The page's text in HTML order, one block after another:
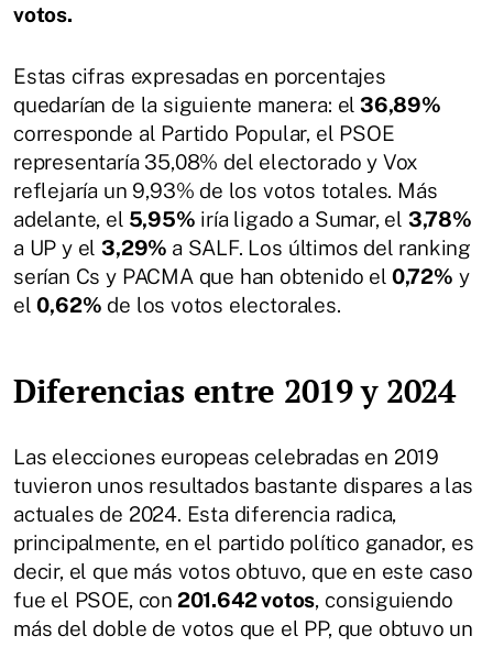
votos.
Estas cifras expresadas en porcentajes
quedarían de la siguiente manera: el 36,89%
corresponde al Partido Popular, el PSOE
representaría 35,08% del electorado y Vox
reflejaría un 9,93% de los votos totales. Más
adelante, el 5,95% iría ligado a Sumar, el 3,78%
a UP y el 3,29% a SALF. Los últimos del ranking
serían Cs y PACMA que han obtenido el 0,72% y
el0,62% de los votos electorales.
Diferencias entre 2019 y 2024
Las elecciones europeas celebradas en 2019
tuvieron unos resultados bastante dispares a las
actuales de 2024. Esta diferencia radica,
principalmente, en el partido político ganador, es
decir, el que más votos obtuvo, que en este caso
fue el PSOE, con 201.642 votos, consiguiendo
más del doble de votos que el PP, que obtuvo un